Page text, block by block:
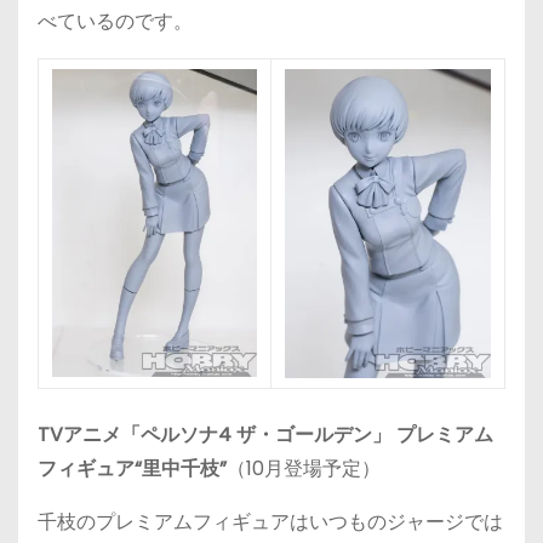
べているのです。
TVアニメ「ペルソナ4 ザ・ゴールデン」 プレミアム
フィギュア“里中千枝”（10月登場予定）
千枝のプレミアムフィギュアはいつものジャージでは